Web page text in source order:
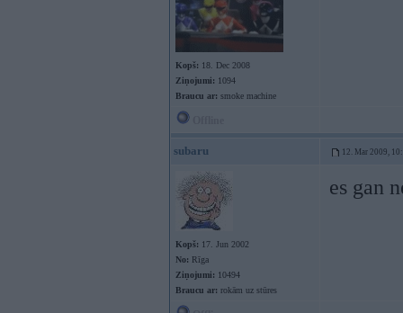
Kopš: 18. Dec 2008
Ziņojumi: 1094
Braucu ar: smoke machine
subaru 12. Mar 2009,
Kopš: 17. Jun 2002
No: Rīga
Ziņojumi: 10494
Braucu ar: rokām uz stūres
es gan